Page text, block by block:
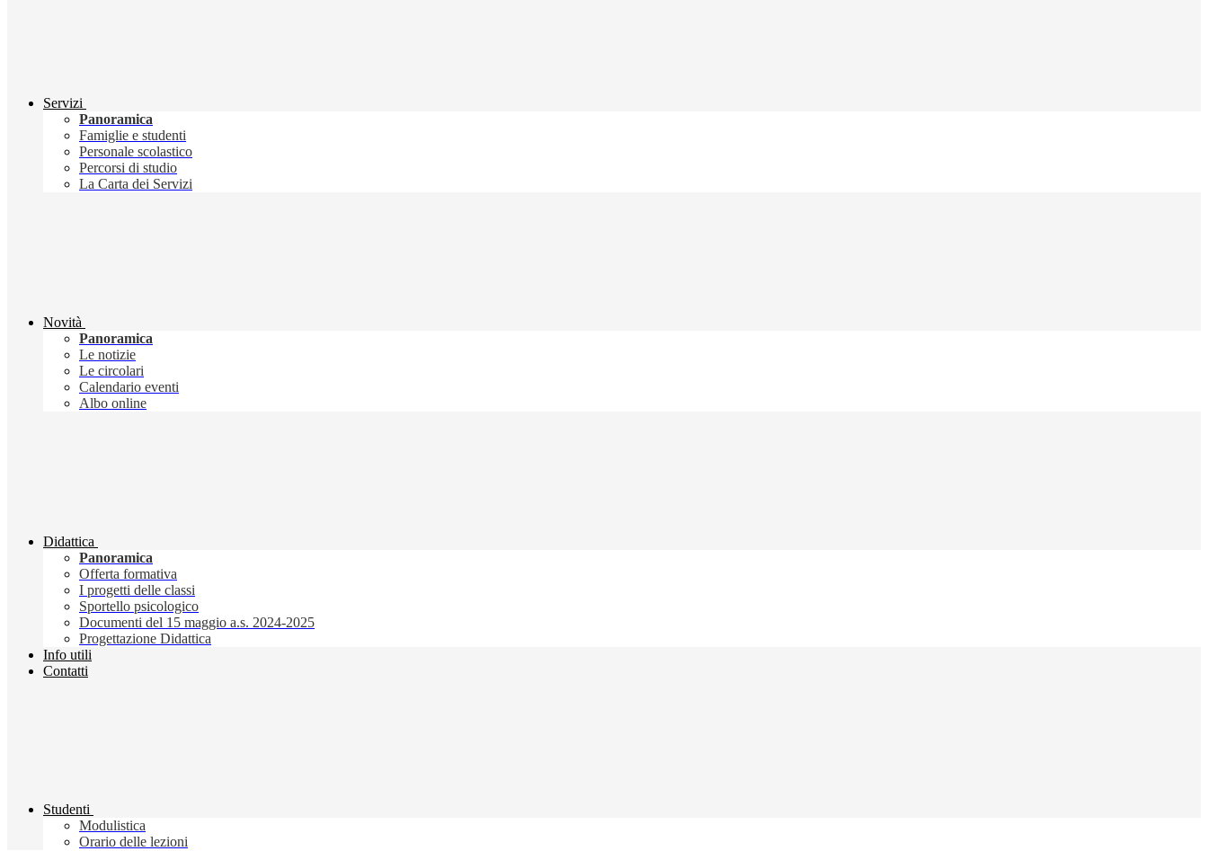
Servizi
Panoramica
Famiglie e studenti
Personale scolastico
Percorsi di studio
La Carta dei Servizi
Novità
Panoramica
Le notizie
Le circolari
Calendario eventi
Albo online
Didattica
Panoramica
Offerta formativa
I progetti delle classi
Sportello psicologico
Documenti del 15 maggio a.s. 2024-2025
Progettazione Didattica
Info utili
Contatti
Studenti
Modulistica
Orario delle lezioni